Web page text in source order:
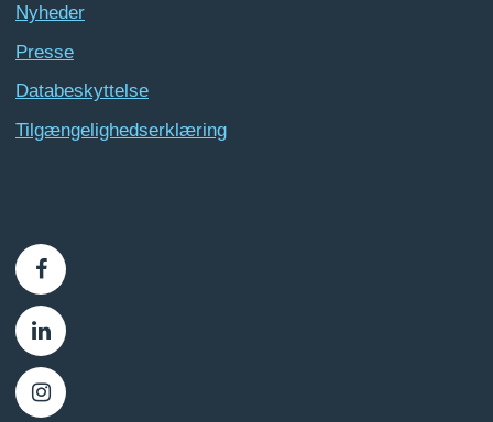
Nyheder
Presse
Databeskyttelse
Tilgængelighedserklæring